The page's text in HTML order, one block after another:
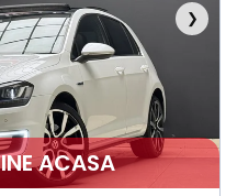
❯
ACASA